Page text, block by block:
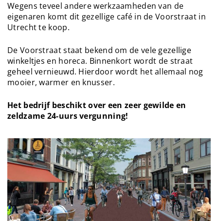
Wegens teveel andere werkzaamheden van de
eigenaren komt dit gezellige café in de Voorstraat in
Utrecht te koop.
De Voorstraat staat bekend om de vele gezellige
winkeltjes en horeca. Binnenkort wordt de straat
geheel vernieuwd. Hierdoor wordt het allemaal nog
mooier, warmer en knusser.
Het bedrijf beschikt over een zeer gewilde en
zeldzame 24-uurs vergunning!